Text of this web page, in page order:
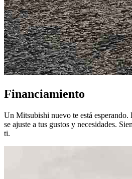
Financiamiento
Un Mitsubishi nuevo te está
se ajuste a tus gustos y necesidades.
ti.